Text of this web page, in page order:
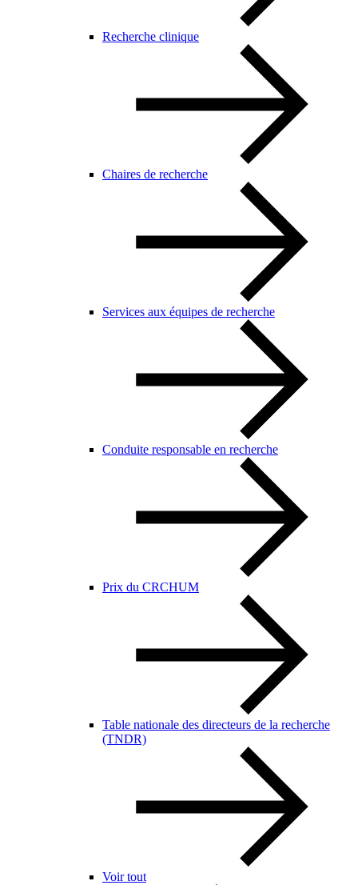
Recherche clinique
Chaires de recherche
Services aux équipes de recherche
Conduite responsable en recherche
Prix du CRCHUM
Table nationale des directeurs de la recherche
(TNDR)
Voir tout